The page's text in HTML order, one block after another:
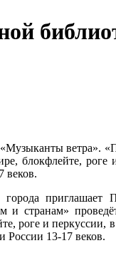
ветра».
блокфлейте, роге
веков.
приглашает
и странам»
роге и перкуссии,
13-17 веков.